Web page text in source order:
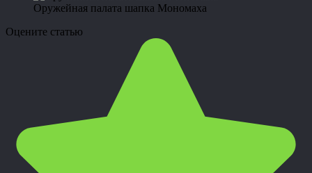
Оружейная палата шапка Мономаха
Оцените статью